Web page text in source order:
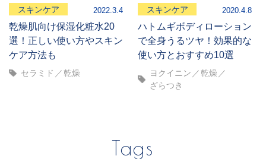
スキンケア 2022.3.4
乾燥肌向け保湿化粧水20
選！正しい使い方やスキン
ケア方法も
セラミド 乾燥
スキンケア 2020.4.8
ハトムギボディローション
で全身うるツヤ！効果的な
使い方とおすすめ10選
ヨクイニン
乾燥
ざらつき
Tags